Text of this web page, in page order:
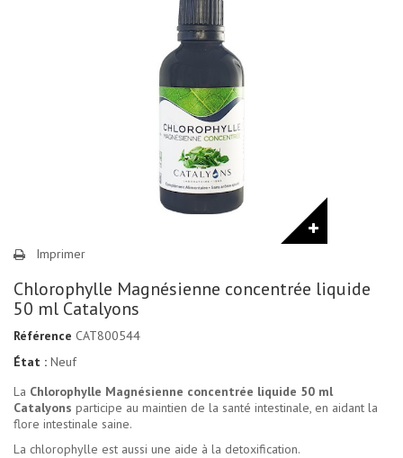
Imprimer
Chlorophylle Magnésienne concentrée liquide
50 ml Catalyons
Référence CAT800544
État : Neuf
La Chlorophylle Magnésienne concentrée liquide 50 ml
Catalyons participe au maintien de la santé intestinale, en aidant la
flore intestinale saine.
La chlorophylle est aussi une aide à la detoxification.